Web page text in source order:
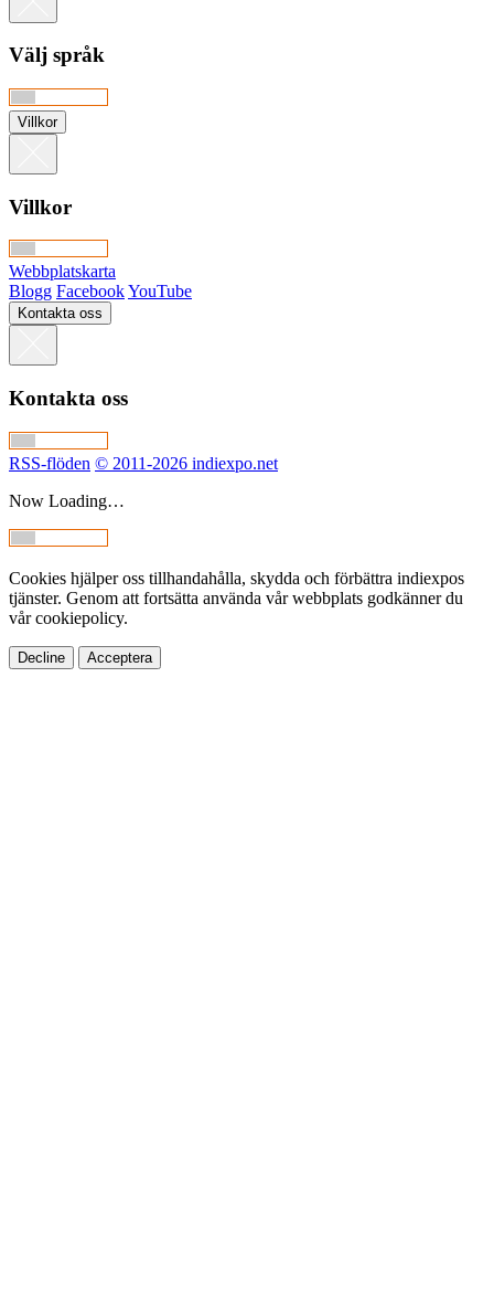
Välj språk
Villkor
Villkor
Webbplatskarta
Blogg FacebookYouTube
Kontakta oss
Kontakta oss
RSS-flöden © 2011-2026 indiexpo.net
Now Loading…
Cookies hjälper oss tillhandahålla, skydda och förbättra indiexpos
tjänster. Genom att fortsätta använda vår webbplats godkänner du
vår cookiepolicy.
Decline Acceptera